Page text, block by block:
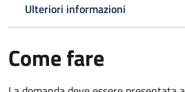
Ulteriori informazioni
Come fare